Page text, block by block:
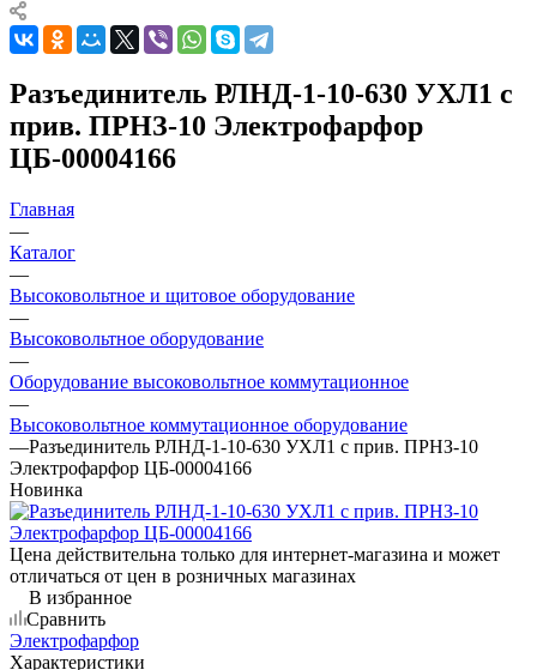
Разъединитель РЛНД-1-10-630 УХЛ1 с
прив. ПРНЗ-10 Электрофарфор
ЦБ-00004166
Главная
—
Каталог
—
Высоковольтное и щитовое оборудование
—
Высоковольтное оборудование
—
Оборудование высоковольтное коммутационное
—
Высоковольтное коммутационное оборудование
—Разъединитель РЛНД-1-10-630 УХЛ1 с прив. ПРНЗ-10
Электрофарфор ЦБ-00004166
Новинка
Цена действительна только для интернет-магазина и может
отличаться от цен в розничных магазинах
В избранное
Сравнить
Электрофарфор
Характеристики